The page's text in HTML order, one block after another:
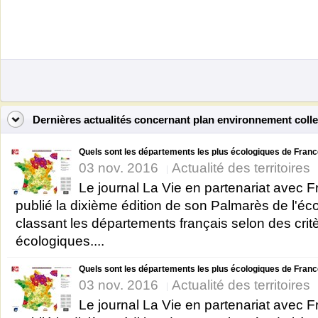
Dernières actualités concernant plan environnement
Quels sont les départements les plus écologiques de
03 nov. 2016
Actualité des territoires
Le journal La Vie en partenariat avec
publié la dixième édition de son Palmarès de
classant les départements français selon des
écologiques....
Quels sont les départements les plus écologiques de
03 nov. 2016
Actualité des territoires
Le journal La Vie en partenariat avec